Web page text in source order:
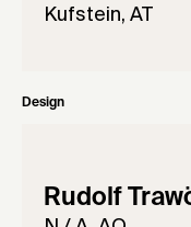
Kufstein, AT
Design
Rudolf